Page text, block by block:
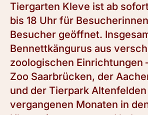
Tiergarten Kleve ist ab
bis 18 Uhr für
Besucher geöffnet.
Bennettkängurus aus
zoologischen Einrichtungen
Zoo Saarbrücken, der
und der Tierpark Altenfelden
vergangenen Monaten in